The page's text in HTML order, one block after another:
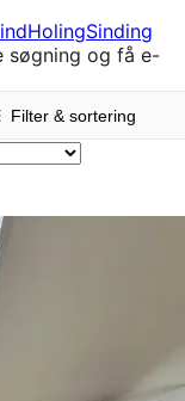
HolingSinding
søgning og få e-
Filter & sortering